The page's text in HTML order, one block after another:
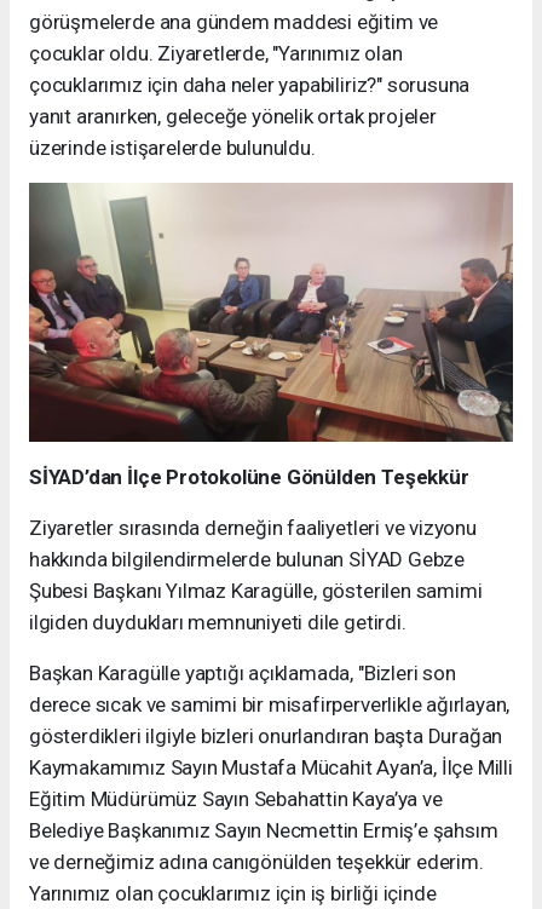
görüşmelerde ana gündem maddesi eğitim ve
çocuklar oldu. Ziyaretlerde, "Yarınımız olan
çocuklarımız için daha neler yapabiliriz?" sorusuna
yanıt aranırken, geleceğe yönelik ortak projeler
üzerinde istişarelerde bulunuldu.
SİYAD’dan İlçe Protokolüne Gönülden Teşekkür
Ziyaretler sırasında derneğin faaliyetleri ve vizyonu
hakkında bilgilendirmelerde bulunan SİYAD Gebze
Şubesi Başkanı Yılmaz Karagülle, gösterilen samimi
ilgiden duydukları memnuniyeti dile getirdi.
Başkan Karagülle yaptığı açıklamada, "Bizleri son
derece sıcak ve samimi bir misafirperverlikle ağırlayan,
gösterdikleri ilgiyle bizleri onurlandıran başta Durağan
Kaymakamımız Sayın Mustafa Mücahit Ayan’a, İlçe Milli
Eğitim Müdürümüz Sayın Sebahattin Kaya’ya ve
Belediye Başkanımız Sayın Necmettin Ermiş’e şahsım
ve derneğimiz adına canıgönülden teşekkür ederim.
Yarınımız olan çocuklarımız için iş birliği içinde